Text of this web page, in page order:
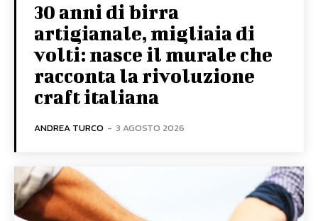
30 anni di birra
artigianale, migliaia di
volti: nasce il murale che
racconta la rivoluzione
craft italiana
ANDREA TURCO - 3 AGOSTO 2026